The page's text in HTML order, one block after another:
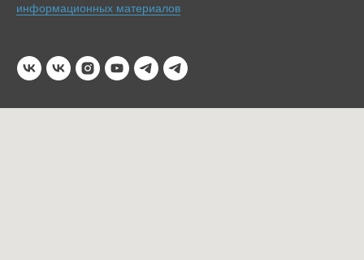
информационных материалов